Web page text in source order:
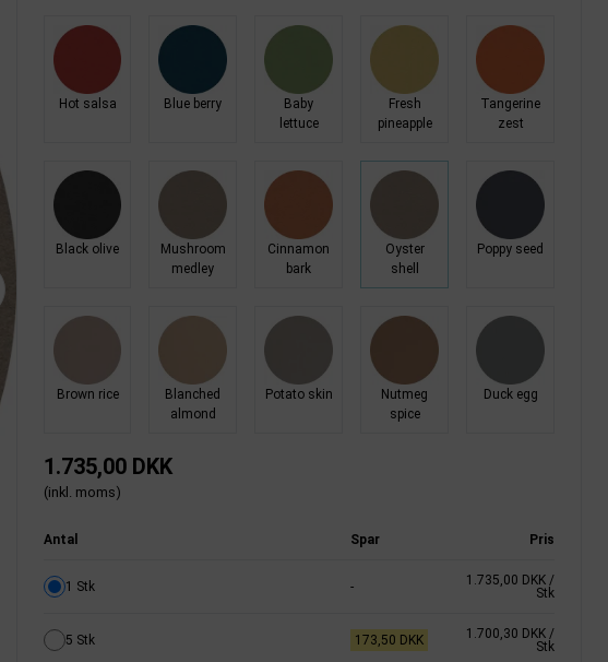
Hot salsa Blue berry
Baby
lettuce
Fresh
pineapple
Tangerine
zest
Black olive
Mushroom
medley
Cinnamon
bark
Oyster
shell
Poppy seed
Brown rice
Blanched
almond
Potato skin
Nutmeg
spice
Duck egg
1.735,00 DKK
(inkl. moms)
Antal Spar Pris
1 Stk - 1.735,00 DKK /
Stk
5 Stk 173,50 DKK 1.700,30 DKK /
Stk